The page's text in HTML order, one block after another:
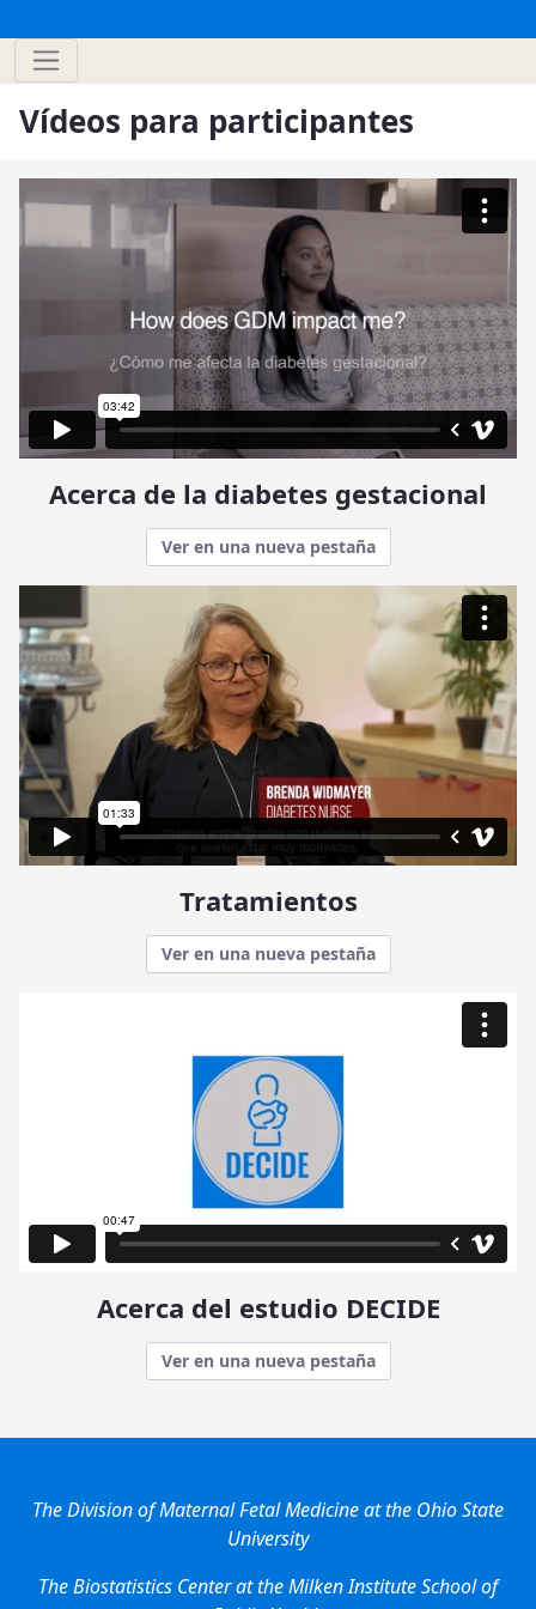
Vídeos para participantes
Acerca de la diabetes gestacional
Ver en una nueva pestaña
Tratamientos
Ver en una nueva pestaña
Acerca del estudio DECIDE
Ver en una nueva pestaña
The Division of Maternal Fetal Medicine at the Ohio State
University
The Biostatistics Center at the Milken Institute School of